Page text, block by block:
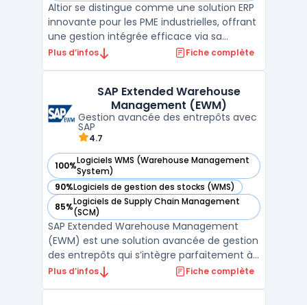
Altior se distingue comme une solution ERP
innovante pour les PME industrielles, offrant
une gestion intégrée efficace via sa
plateforme SaaS hébergée dans le cloud.
une gestion d'entreprise sécurisée et
Plus d’infos Fiche complète
SAP Extended Warehouse
Management (EWM)
Gestion avancée des entrepôts avec
SAP
4.7
100%Logiciels WMS (Warehouse Management
System)
— voir SAP Extended Warehouse Management (EWM)
90%Logiciels de gestion des stocks (WMS)
— voir SAP Extended Warehouse Management (EWM)
85%Logiciels de Supply Chain Management
(SCM)
— voir SAP Extended Warehouse Management (EWM)
SAP Extended Warehouse Management
(EWM) est une solution avancée de gestion
des entrepôts qui s’intègre parfaitement à
la suite SAP Supply Chain Management
Plus d’infos Fiche complète